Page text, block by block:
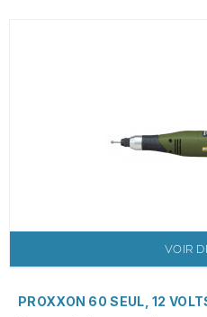
VOIR
PROXXON 60 SEUL, 12